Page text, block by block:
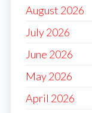
August 2026
July 2026
June 2026
May 2026
April 2026